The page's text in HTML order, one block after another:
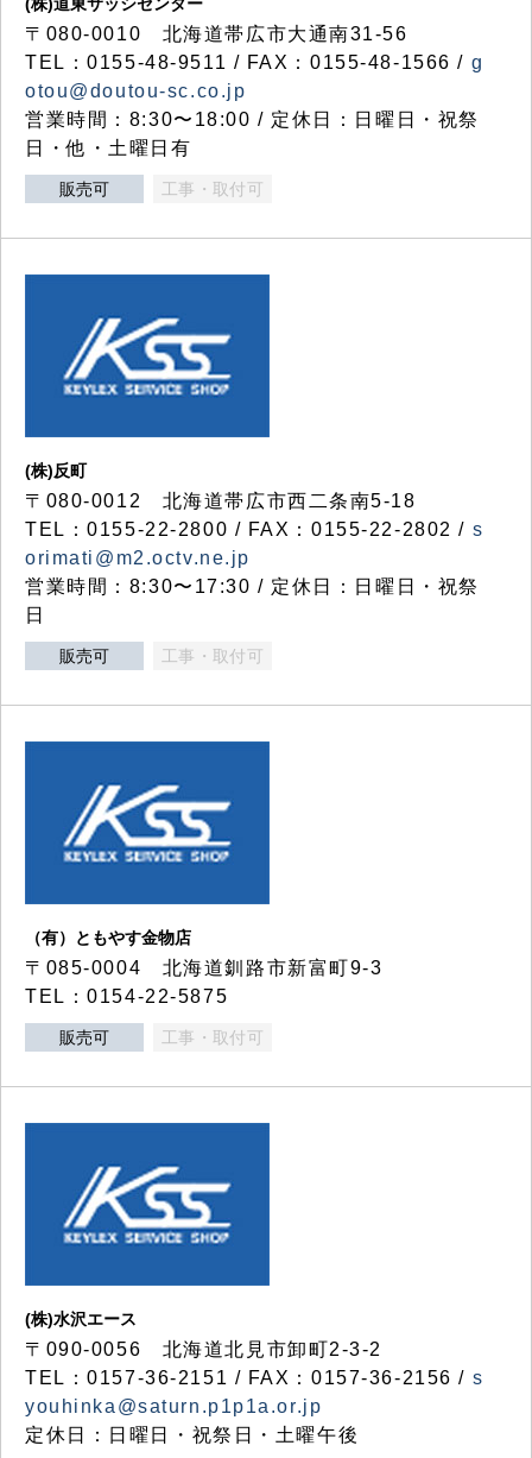
〒080-0010 北海道帯広市大通南31-56
TEL：0155-48-9511 / FAX：0155-48-1566 / g
otou@doutou-sc.co.jp
営業時間：8:30〜18:00 / 定休日：日曜日・祝祭
日・他・土曜日有
販売可 工事・取付可
(株)反町
〒080-0012 北海道帯広市西二条南5-18
TEL：0155-22-2800 / FAX：0155-22-2802 / s
orimati@m2.octv.ne.jp
営業時間：8:30〜17:30 / 定休日：日曜日・祝祭
日
販売可 工事・取付可
（有）ともやす金物店
〒085-0004 北海道釧路市新富町9-3
TEL：0154-22-5875
販売可 工事・取付可
(株)水沢エース
〒090-0056 北海道北見市卸町2-3-2
TEL：0157-36-2151 / FAX：0157-36-2156 / s
youhinka@saturn.p1p1a.or.jp
定休日：日曜日・祝祭日・土曜午後